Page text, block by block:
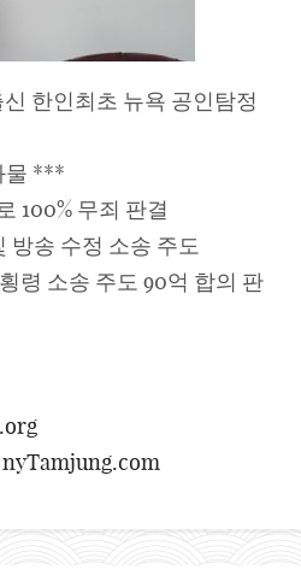
한인최초 뉴욕 공인탐정
물 ***
100% 무죄 판결
방송 수정 소송 주도
령 소송 주도 90억 합의 판
nyTamjung.com